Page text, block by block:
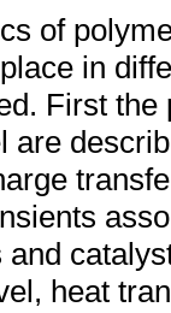
of
in
First
are
heat